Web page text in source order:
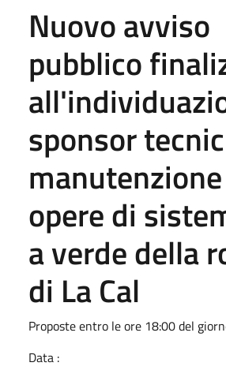
Nuovo avviso
pubblico
sponsor
opere di
a verde della
di La Cal
Proposte entro le ore 18:00 del
Data :